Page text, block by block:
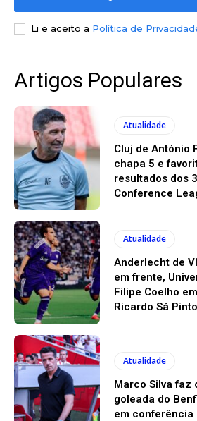
Li e aceito a Política de
Artigos Populares
Atualidade
Cluj de António
chapa 5 e
resultados dos
Conference
Atualidade
Anderlecht de
em frente,
Filipe Coelho
Ricardo Sá
Atualidade
Marco Silva faz
goleada do
em conferência